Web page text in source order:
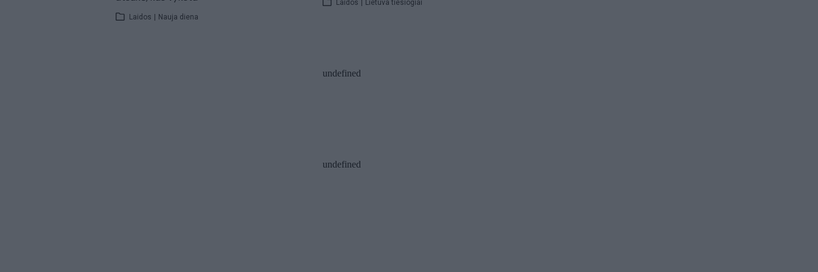
Laidos | Nauja diena
Laidos | Lietuva tiesiogiai